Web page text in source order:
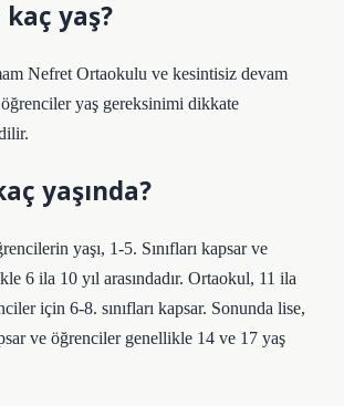
kaç yaş?
Nefret Ortaokulu ve kesintisiz devam
öğrenciler yaş gereksinimi dikkate
yaşında?
yaşı, 1-5. Sınıfları kapsar ve
6 ila 10 yıl arasındadır. Ortaokul, 11 ila
için 6-8. sınıfları kapsar. Sonunda lise,
ve öğrenciler genellikle 14 ve 17 yaş